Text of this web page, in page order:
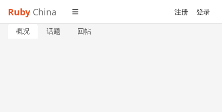
Ruby China 注册 登录
概况 话题 回帖